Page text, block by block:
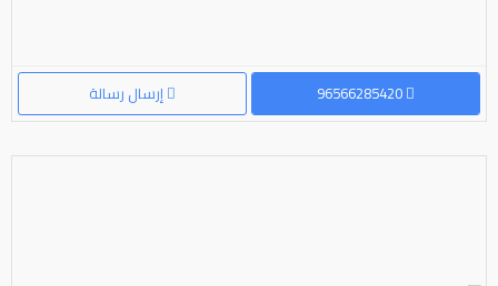
إرسال رسالة